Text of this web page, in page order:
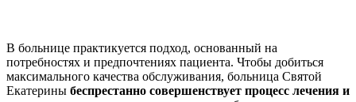
В больнице практикуется подход, основанный на
потребностях и предпочтениях пациента. Чтобы добиться
максимального качества обслуживания, больница Святой
Екатерины беспрестанно совершенствует процесс лечения и